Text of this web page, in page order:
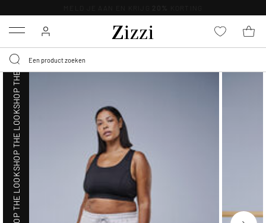
Menu
SHOP THE LOOK
SHOP THE LOOK
SHOP THE LOOK
SHOP THE LOOK